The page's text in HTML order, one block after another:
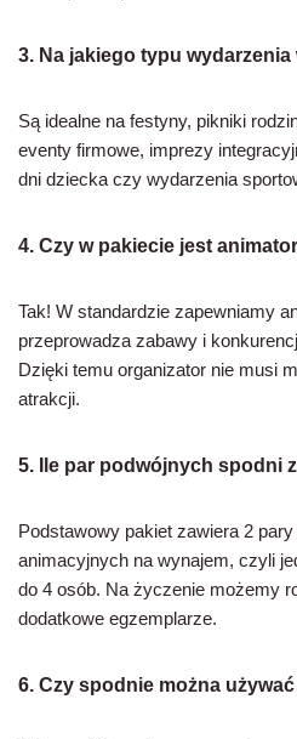
3. Na jakiego typu
Są idealne na festyny, pikniki
eventy firmowe, imprezy
dni dziecka czy wydarzenia
4. Czy w pakiecie jest
Tak! W standardzie zapewniamy
przeprowadza zabawy i
Dzięki temu organizator nie musi
atrakcji.
5. Ile par podwójnych spodni
Podstawowy pakiet zawiera 2
animacyjnych na wynajem, czyli
do 4 osób. Na życzenie możemy
dodatkowe egzemplarze.
6. Czy spodnie można